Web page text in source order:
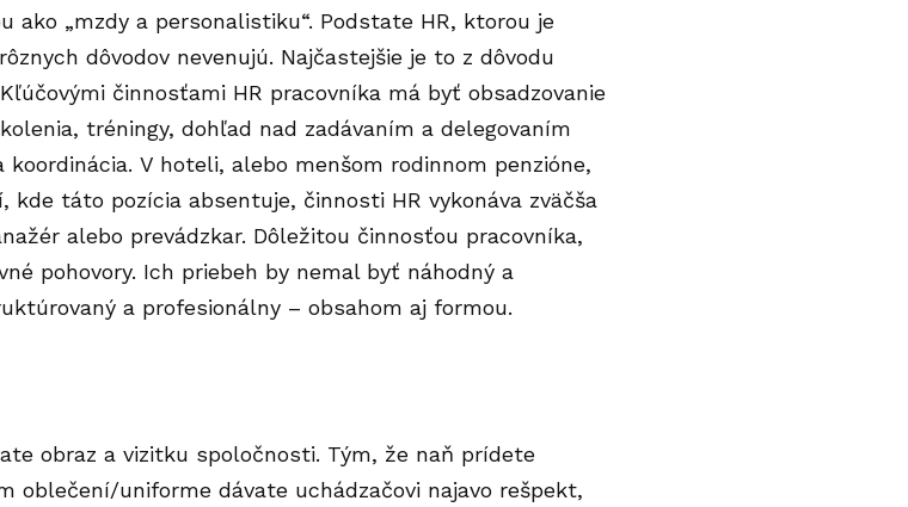
„mzdy a personalistiku“. Podstate HR, ktorou je
dôvodov nevenujú. Najčastejšie je to z dôvodu
činnosťami HR pracovníka má byť obsadzovanie
tréningy, dohľad nad zadávaním a delegovaním
V hoteli, alebo menšom rodinnom penzióne,
kde táto pozícia absentuje, činnosti HR vykonáva zväčša
alebo prevádzkar. Dôležitou činnosťou pracovníka,
pohovory. Ich priebeh by nemal byť náhodný a
a profesionálny – obsahom aj formou.
obraz a vizitku spoločnosti. Tým, že naň prídete
oblečení/uniforme dávate uchádzačovi najavo rešpekt,